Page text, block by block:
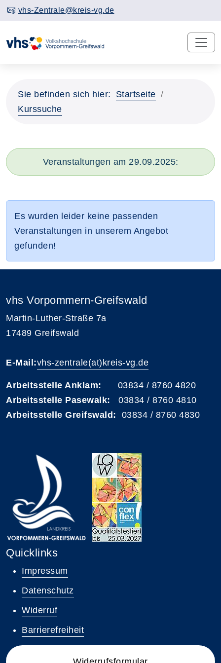
vhs-Zentrale@kreis-vg.de
Sie befinden sich hier:
Startseite
Kurssuche
Veranstaltungen am 29.09.2025:
Es wurden leider keine passenden
Veranstaltungen in unserem Angebot
gefunden!
vhs Vorpommern-Greifswald
Martin-Luther-Straße 7a
17489 Greifswald
E-Mail:vhs-zentrale(at)kreis-vg.de
Arbeitsstelle Anklam: 03834 / 8760 4820
Arbeitsstelle Pasewalk: 03834 / 8760 4810
Arbeitsstelle Greifswald: 03834 / 8760 4830
Quicklinks
Impressum
Datenschutz
Widerruf
Barrierefreiheit